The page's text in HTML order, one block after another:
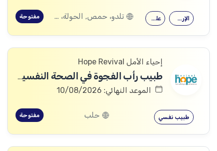
علم النفس الإرشاد النفسي تلدو، حمص, الحولة، حمص مفتوحة
إحياء الأمل Hope Revival
طبيب رأب الفجوة في الصحة النفسية (mhGAP Doctor)
الموعد النهائي: 10/08/2026
طبيب نفسي حلب مفتوحة